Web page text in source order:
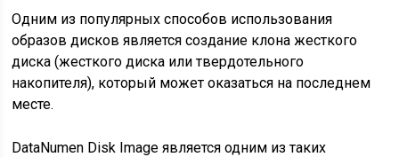
Одним из популярных способов использования
образов дисков является создание клона жесткого
диска (жесткого диска или твердотельного
накопителя), который может оказаться на последнем
месте.
DataNumen Disk Image является одним из таких